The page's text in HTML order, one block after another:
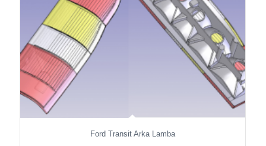
Ford Transit Arka Lamba